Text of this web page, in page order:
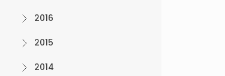
2016
2015
2014